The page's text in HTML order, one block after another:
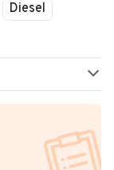
Diesel